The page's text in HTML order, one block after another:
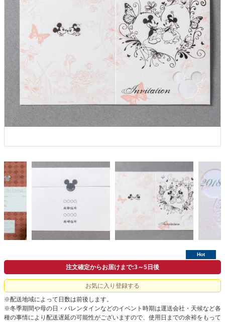
引菓子
引出物ギフト
ブライダルバッグ
会社概要
よくあるご質問
ドメイン指定受信について
無料サンプル・資料請求
Hot
注文確定からお届けまで:3～5日後
お気に入り登録する
※配送地域によって日数は前後します。
※冬季期間や母の日・バレンタインなどのイベント時期は運送会社・天候など各
種の事情により配送遅延の可能性がございますので、使用日までの余裕をもって